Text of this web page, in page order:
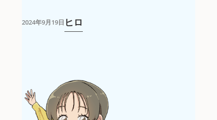
2024年9月19日 ヒロ